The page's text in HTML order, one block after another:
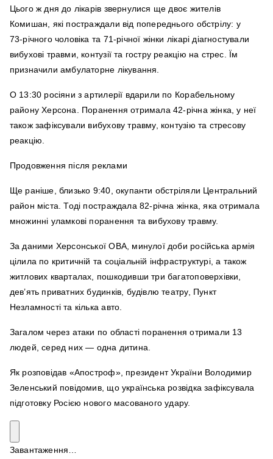
Цього ж дня до лікарів звернулися ще двоє жителів
Комишан, які постраждали від попереднього обстрілу: у
73‑річного чоловіка та 71‑річної жінки лікарі діагностували
вибухові травми, контузії та гостру реакцію на стрес. Їм
призначили амбулаторне лікування.
О 13:30 росіяни з артилерії вдарили по Корабельному
району Херсона. Поранення отримала 42‑річна жінка, у неї
також зафіксували вибухову травму, контузію та стресову
реакцію.
Продовження після реклами
Ще раніше, близько 9:40, окупанти обстріляли Центральний
район міста. Тоді постраждала 82‑річна жінка, яка отримала
множинні уламкові поранення та вибухову травму.
За даними Херсонської ОВА, минулої доби російська армія
цілила по критичній та соціальній інфраструктурі, а також
житлових кварталах, пошкодивши три багатоповерхівки,
дев’ять приватних будинків, будівлю театру, Пункт
Незламності та кілька авто.
Загалом через атаки по області поранення отримали 13
людей, серед них — одна дитина.
Як розповідав «Апостроф», президент України Володимир
Зеленський повідомив, що українська розвідка зафіксувала
підготовку Росією нового масованого удару.
Завантаження…